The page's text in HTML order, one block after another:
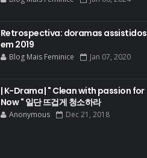
Retrospectiva: doramas assistidos
em 2019
Blog Mais Feminice Jan 07, 2020
| K-Drama | " Clean with passion for
Now " 일단 뜨겁게 청소하라
Anonymous Dec 21, 2018